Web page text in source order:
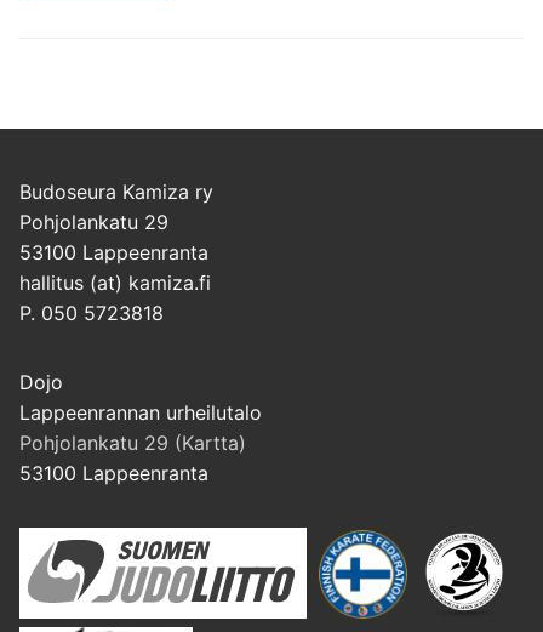
Budoseura Kamiza ry
Pohjolankatu 29
53100 Lappeenranta
hallitus (at) kamiza.fi
P. 050 5723818
Dojo
Lappeenrannan urheilutalo
Pohjolankatu 29 (Kartta)
53100 Lappeenranta